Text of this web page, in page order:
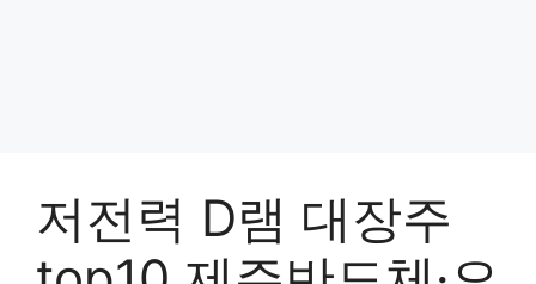
저전력 D램 대장주